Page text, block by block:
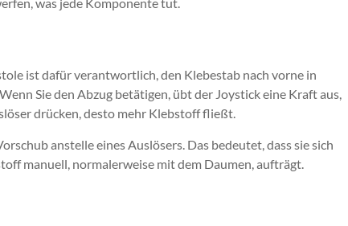
ist dafür verantwortlich, den Klebestab nach vorne in
Sie den Abzug betätigen, übt der Joystick eine Kraft aus,
drücken, desto mehr Klebstoff fließt.
anstelle eines Auslösers. Das bedeutet, dass sie sich
manuell, normalerweise mit dem Daumen, aufträgt.